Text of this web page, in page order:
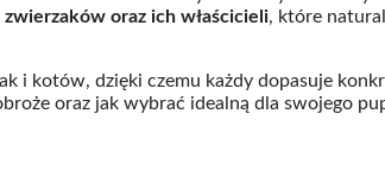
oraz ich właścicieli, które
i kotów, dzięki czemu każdy dopasuje
oraz jak wybrać idealną dla swojego